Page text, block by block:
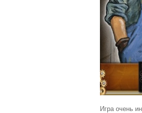
Игра очень